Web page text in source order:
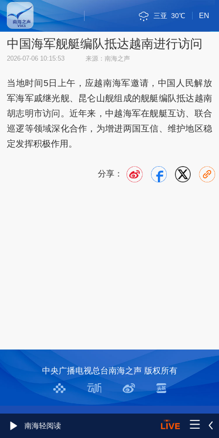
EN
河内 36℃
三沙 32℃
三亚 30℃
琼海 34℃
海口 33℃
斯里巴加湾 35℃
金边 34℃
雅加达 34℃
万象 28℃
吉隆坡 35℃
马尼拉 30℃
新加坡市 33℃
曼谷 33℃
内比都 32℃
河内 36℃
三沙 32℃
中国海军舰艇编队抵达越南进行访问
2026-07-06 10:15:53 来源：南海之声
当地时间5日上午，应越南海军邀请，中国人民解放
军海军戚继光舰、昆仑山舰组成的舰艇编队抵达越南
胡志明市访问。近年来，中越海军在舰艇互访、联合
巡逻等领域深化合作，为增进两国互信、维护地区稳
定发挥积极作用。
分享：
南海轻阅读
中央广播电视总台南海之声 版权所有